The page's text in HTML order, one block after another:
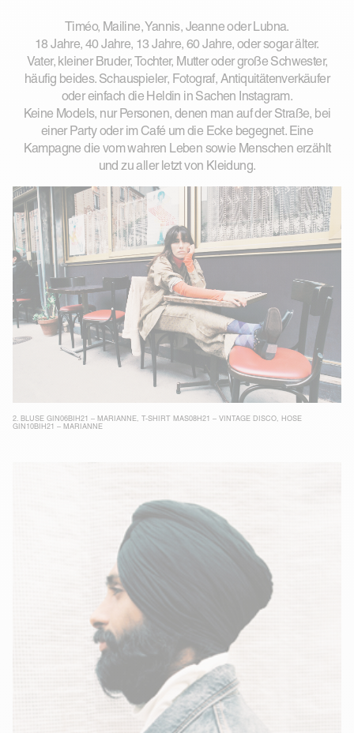
Timéo, Mailine, Yannis, Jeanne oder Lubna.
18 Jahre, 40 Jahre, 13 Jahre, 60 Jahre, oder sogar älter.
Vater, kleiner Bruder, Tochter, Mutter oder große Schwester,
häufig beides. Schauspieler, Fotograf, Antiquitätenverkäufer
oder einfach die Heldin in Sachen Instagram.
Keine Models, nur Personen, denen man auf der Straße, bei
einer Party oder im Café um die Ecke begegnet. Eine
Kampagne die vom wahren Leben sowie Menschen erzählt
und zu aller letzt von Kleidung.
2. BLUSE GIN06BIH21 – MARIANNE, T-SHIRT MAS08H21 – VINTAGE DISCO, HOSE
GIN10BIH21 – MARIANNE